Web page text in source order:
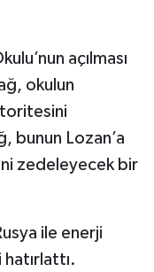
açılması
okulun
bunun Lozan’a
zedeleyecek bir
ile enerji
hatırlattı.